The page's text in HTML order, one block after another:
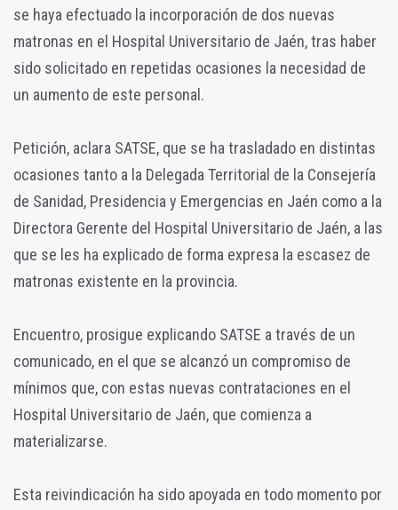
se haya efectuado la incorporación de dos nuevas
matronas en el Hospital Universitario de Jaén, tras haber
sido solicitado en repetidas ocasiones la necesidad de
un aumento de este personal.
Petición, aclara SATSE, que se ha trasladado en distintas
ocasiones tanto a la Delegada Territorial de la Consejería
de Sanidad, Presidencia y Emergencias en Jaén como a la
Directora Gerente del Hospital Universitario de Jaén, a las
que se les ha explicado de forma expresa la escasez de
matronas existente en la provincia.
Encuentro, prosigue explicando SATSE a través de un
comunicado, en el que se alcanzó un compromiso de
mínimos que, con estas nuevas contrataciones en el
Hospital Universitario de Jaén, que comienza a
materializarse.
Esta reivindicación ha sido apoyada en todo momento por